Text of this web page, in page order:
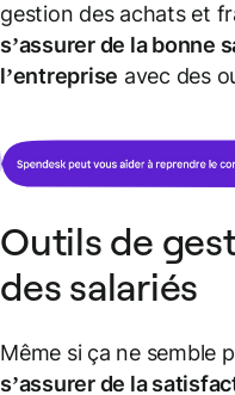
gestion des achats et
s’assurer de la bonne
l’entreprise avec des
Outils de
des salariés
Même si ça ne semble
s’assurer de la